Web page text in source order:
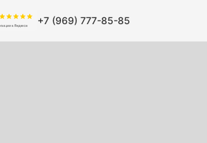
+7 (969) 777-85-85